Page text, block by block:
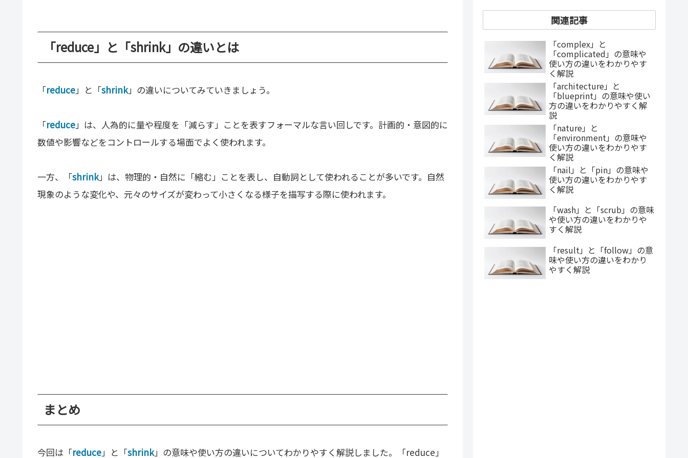
「reduce」と「shrink」の違いとは
「reduce」と「shrink」の違いについてみていきましょう。
「reduce」は、人為的に量や程度を「減らす」ことを表すフォーマルな言い回しです。計画的・意図的に
数値や影響などをコントロールする場面でよく使われます。
一方、「shrink」は、物理的・自然に「縮む」ことを表し、自動詞として使われることが多いです。自然
現象のような変化や、元々のサイズが変わって小さくなる様子を描写する際に使われます。
まとめ
今回は「reduce」と「shrink」の意味や使い方の違いについてわかりやすく解説しました。「reduce」
関連記事
「complex」と
「complicated」の意味や
使い方の違いをわかりやす
く解説
「architecture」と
「blueprint」の意味や使い
方の違いをわかりやすく解
説
「nature」と
「environment」の意味や
使い方の違いをわかりやす
く解説
「nail」と「pin」の意味や
使い方の違いをわかりやす
く解説
「wash」と「scrub」の意味
や使い方の違いをわかりや
すく解説
「result」と「follow」の意
味や使い方の違いをわかり
やすく解説